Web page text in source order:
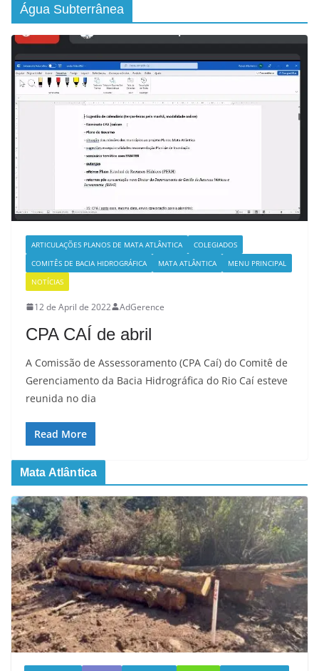
Água Subterrânea
ARTICULAÇÕES PLANOS DE MATA ATLÂNTICA
COLEGIADOS
COMITÊS DE BACIA HIDROGRÁFICA
MATA ATLÂNTICA
MENU PRINCIPAL
NOTÍCIAS
12 de April de 2022 AdGerence
CPA CAÍ de abril
A Comissão de Assessoramento (CPA Caí) do Comitê de
Gerenciamento da Bacia Hidrográfica do Rio Caí esteve
reunida no dia
Read More
Mata Atlântica